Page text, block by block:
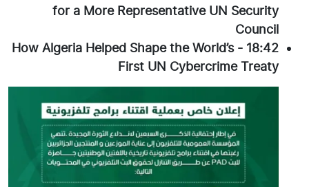
for a More Representative UN Security
Council
18:42
-
How Algeria Helped Shape the World’s
First UN Cybercrime Treaty